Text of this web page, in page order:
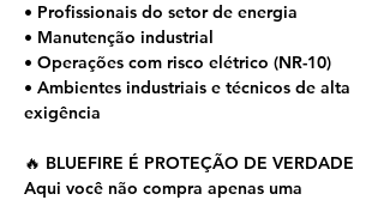
• Profissionais do setor de energia
• Manutenção industrial
• Operações com risco elétrico (NR-10)
• Ambientes industriais e técnicos de alta
exigência
🔥 BLUEFIRE É PROTEÇÃO DE VERDADE
Aqui você não compra apenas uma